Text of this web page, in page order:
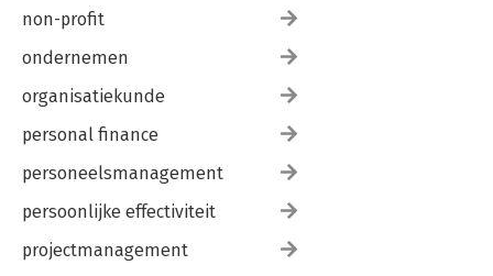
non-profit
ondernemen
organisatiekunde
personal finance
personeelsmanagement
persoonlijke effectiviteit
projectmanagement